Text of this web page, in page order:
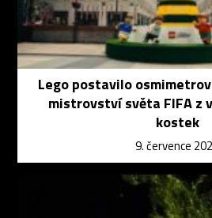
Lego postavilo
mistrovství světa FIFA z
kostek
9. července